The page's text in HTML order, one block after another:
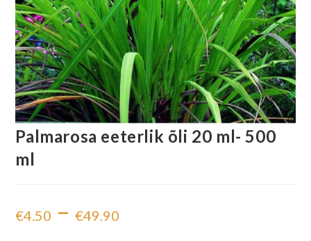
Palmarosa eeterlik õli 20 ml- 500
ml
€4.50 – €49.90